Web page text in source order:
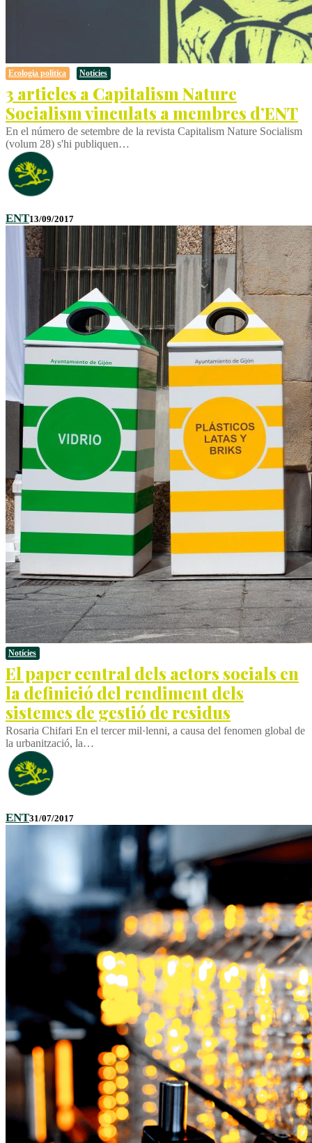
Ecologia política Notícies
3 articles a Capitalism Nature
Socialism vinculats a membres d’ENT
En el número de setembre de la revista Capitalism Nature Socialism
(volum 28) s'hi publiquen…
ENT13/09/2017
Notícies
El paper central dels actors socials en
la definició del rendiment dels
sistemes de gestió de residus
Rosaria Chifari En el tercer mil·lenni, a causa del fenomen global de
la urbanització, la…
ENT31/07/2017